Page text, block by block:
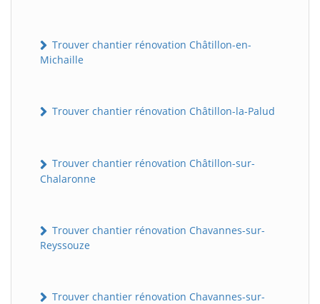
Trouver chantier rénovation Châtillon-en-
Michaille
Trouver chantier rénovation Châtillon-la-Palud
Trouver chantier rénovation Châtillon-sur-
Chalaronne
Trouver chantier rénovation Chavannes-sur-
Reyssouze
Trouver chantier rénovation Chavannes-sur-